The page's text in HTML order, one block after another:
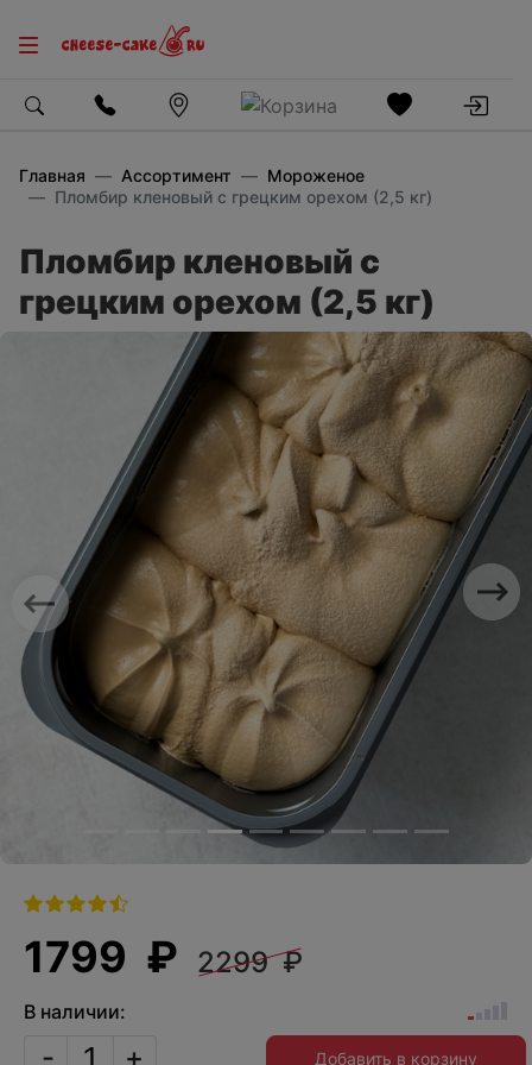
Главная Ассортимент
Мороженое
Пломбир кленовый с грецким орехом (2,5 кг)
Пломбир кленовый с
грецким орехом (2,5 кг)
Previous Next
1799 ₽ 2299 ₽
В наличии:
- + Добавить в корзину